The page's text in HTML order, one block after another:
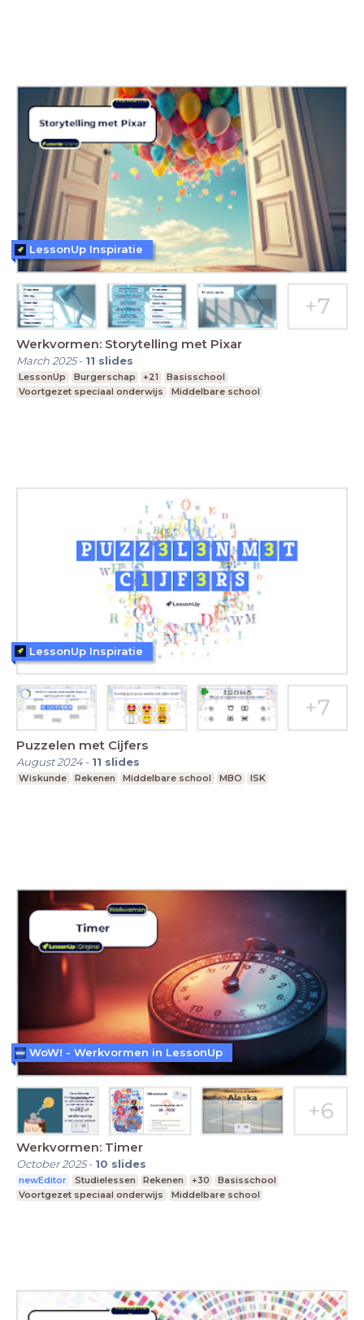
Werkvormen: Storytelling met Pixar
March 2025- 11 slides
LessonUp Burgerschap +21
Basisschool
Voortgezet speciaal onderwijs
Middelbare school
LessonUp Inspiratie
Puzzelen met Cijfers
August 2024- 11 slides
Wiskunde Rekenen Middelbare school MBO ISK
LessonUp Inspiratie
Werkvormen: Timer
October 2025- 10 slides
newEditor Studielessen Rekenen +30
Basisschool
Voortgezet speciaal onderwijs
Middelbare school
WoW! - Werkvormen in LessonUp